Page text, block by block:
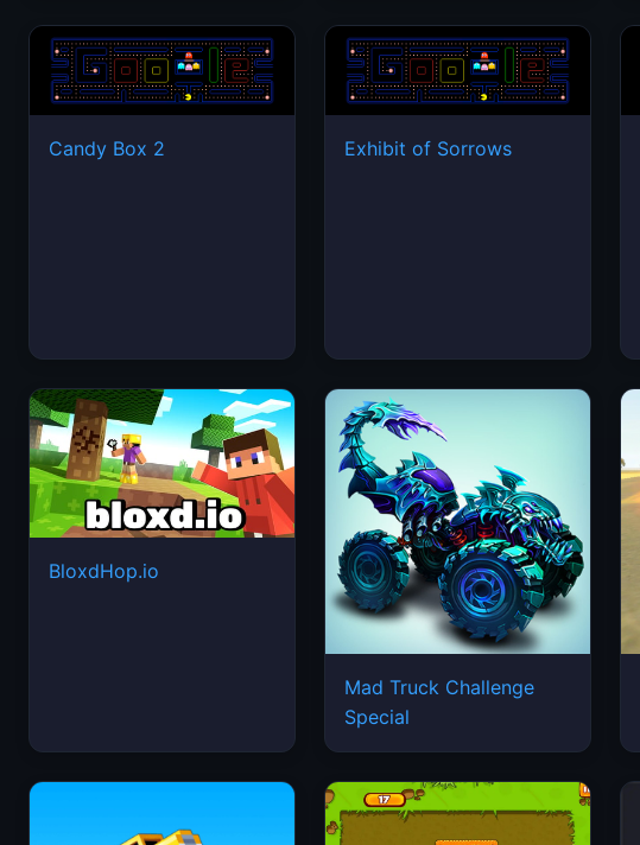
Candy Box 2 Exhibit of Sorrows
BloxdHop.io
Mad Truck Challenge
Special